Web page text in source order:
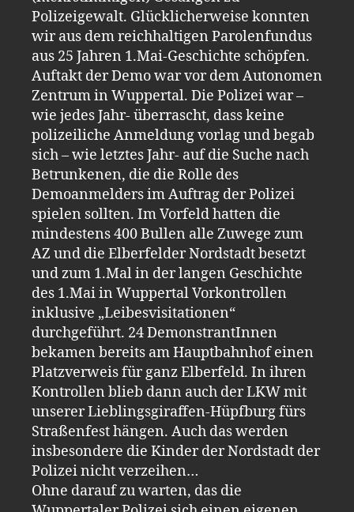
Polizeigewalt. Glücklicherweise konnten
wir aus dem reichhaltigen Parolenfundus
aus 25 Jahren 1.Mai-Geschichte schöpfen.
Auftakt der Demo war vor dem Autonomen
Zentrum in Wuppertal. Die Polizei war –
wie jedes Jahr- überrascht, dass keine
polizeiliche Anmeldung vorlag und begab
sich – wie letztes Jahr- auf die Suche nach
Betrunkenen, die die Rolle des
Demoanmelders im Auftrag der Polizei
spielen sollten. Im Vorfeld hatten die
mindestens 400 Bullen alle Zuwege zum
AZ und die Elberfelder Nordstadt besetzt
und zum 1.Mal in der langen Geschichte
des 1.Mai in Wuppertal Vorkontrollen
inklusive „Leibesvisitationen“
durchgeführt. 24 DemonstrantInnen
bekamen bereits am Hauptbahnhof einen
Platzverweis für ganz Elberfeld. In ihren
Kontrollen blieb dann auch der LKW mit
unserer Lieblingsgiraffen-Hüpfburg fürs
Straßenfest hängen. Auch das werden
insbesondere die Kinder der Nordstadt der
Polizei nicht verzeihen…
Ohne darauf zu warten, das die